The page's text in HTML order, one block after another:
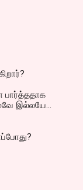
பார்த்ததாக
இல்லயே...